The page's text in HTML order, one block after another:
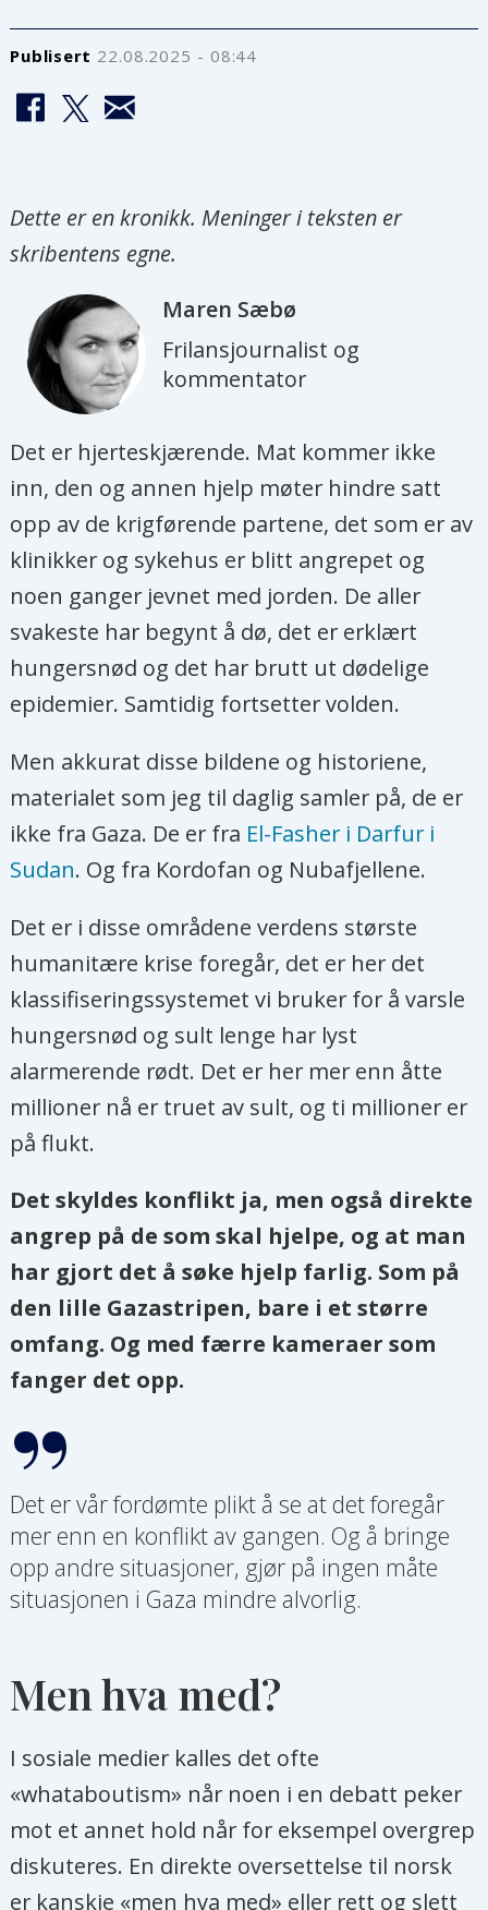
Publisert 22.08.2025 - 08:44
Dette er en kronikk. Meninger i teksten er
skribentens egne.
Maren Sæbø
Frilansjournalist og
kommentator
Det er hjerteskjærende. Mat kommer ikke
inn, den og annen hjelp møter hindre satt
opp av de krigførende partene, det som er av
klinikker og sykehus er blitt angrepet og
noen ganger jevnet med jorden. De aller
svakeste har begynt å dø, det er erklært
hungersnød og det har brutt ut dødelige
epidemier. Samtidig fortsetter volden.
Men akkurat disse bildene og historiene,
materialet som jeg til daglig samler på, de er
ikke fra Gaza. De er fra El-Fasher i Darfur i
Sudan. Og fra Kordofan og Nubafjellene.
Det er i disse områdene verdens største
humanitære krise foregår, det er her det
klassifiseringssystemet vi bruker for å varsle
hungersnød og sult lenge har lyst
alarmerende rødt. Det er her mer enn åtte
millioner nå er truet av sult, og ti millioner er
på flukt.
Det skyldes konflikt ja, men også direkte
angrep på de som skal hjelpe, og at man
har gjort det å søke hjelp farlig. Som på
den lille Gazastripen, bare i et større
omfang. Og med færre kameraer som
fanger det opp.
Det er vår fordømte plikt å se at det foregår
mer enn en konflikt av gangen. Og å bringe
opp andre situasjoner, gjør på ingen måte
situasjonen i Gaza mindre alvorlig.
Men hva med?
I sosiale medier kalles det ofte
«whataboutism» når noen i en debatt peker
mot et annet hold når for eksempel overgrep
diskuteres. En direkte oversettelse til norsk
er kanskje «men hva med» eller rett og slett